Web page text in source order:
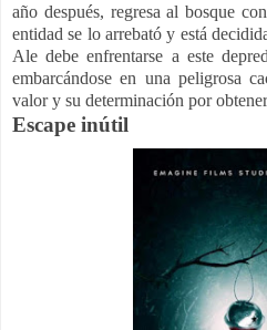
año después, regresa al bosque
entidad se lo arrebató y está
Ale debe enfrentarse a este
embarcándose en una peligrosa
valor y su determinación por
Escape inútil